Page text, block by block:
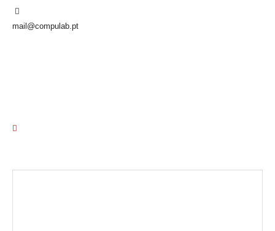
mail@compulab.pt